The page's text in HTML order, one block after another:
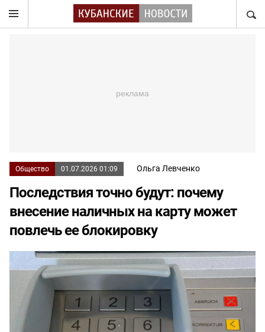
Общество 01.07.2026 01:09 Ольга Левченко
Последствия точно будут: почему
внесение наличных на карту может
повлечь ее блокировку